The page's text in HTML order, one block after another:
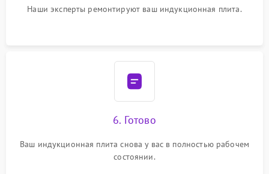
Наши эксперты ремонтируют ваш индукционная плита.
6. Готово
Ваш индукционная плита снова у вас в полностью рабочем
состоянии.